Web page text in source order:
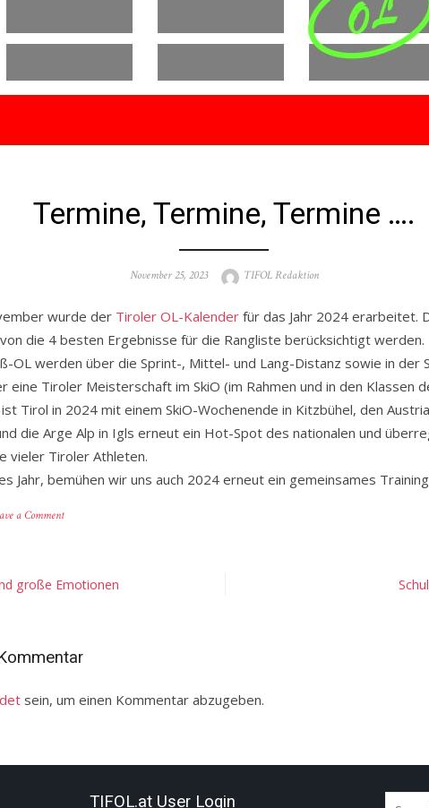
Termine, Termine, Termine ….
Posted
November 25, 2023 Author
TIFOL Redaktion
wurde der Tiroler OL-Kalender für das Jahr 2024 erarbeitet.
die 4 besten Ergebnisse für die Rangliste berücksichtigt werden.
OL werden über die Sprint-, Mittel- und Lang-Distanz sowie in der
Tiroler Meisterschaft im SkiO (im Rahmen und in den Klassen
Tirol in 2024 mit einem SkiO-Wochenende in Kitzbühel, den
die Arge Alp in Igls erneut ein Hot-Spot des nationalen und
vieler Tiroler Athleten.
Jahr, bemühen wir uns auch 2024 erneut ein gemeinsames
a Commenton
große Emotionen
sein, um einen Kommentar abzugeben.
TIFOL.at User Login